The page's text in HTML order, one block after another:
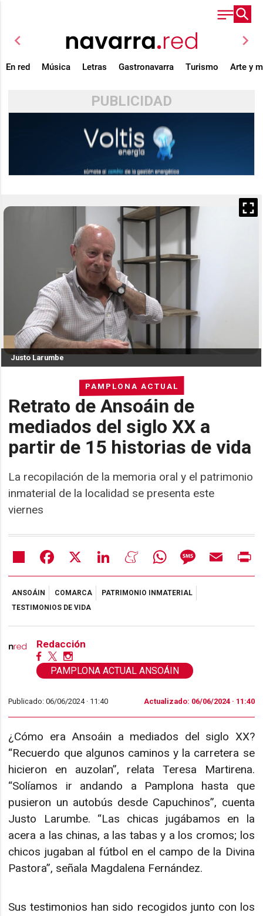
chevron_left chevron_right
En red Música Letras Gastronavarra Turismo Arte y
PUBLICIDAD
PAMPLONA ACTUAL
Retrato de Ansoáin de
mediados del siglo XX a
partir de 15 historias de vida
La recopilación de la memoria oral y el patrimonio
inmaterial de la localidad se presenta este
viernes
Justo Larumbe
Share Facebook LinkedIn MeneameWhatsAppMessageEmail
ANSOÁIN COMARCA
PATRIMONIO INMATERIAL
TESTIMONIOS DE VIDA
Redacción
PAMPLONA ACTUAL ANSOÁIN
Publicado: 06/06/2024 · 11:40 Actualizado: 06/06/2024 · 11:40
¿Cómo era Ansoáin a mediados del siglo XX?
“Recuerdo que algunos caminos y la carretera se
hicieron en auzolan”, relata Teresa Martirena.
“Solíamos ir andando a Pamplona hasta que
pusieron un autobús desde Capuchinos”, cuenta
Justo Larumbe. “Las chicas jugábamos en la
acera a las chinas, a las tabas y a los cromos; los
chicos jugaban al fútbol en el campo de la Divina
Pastora”, señala Magdalena Fernández.
Sus testimonios han sido recogidos junto con los